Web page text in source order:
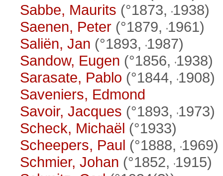
Sabbe, Maurits (°1873, 1938)
Saenen, Peter (°1879, 1961)
Saliën, Jan (°1893, 1987)
Sandow, Eugen (°1856, 1938)
Sarasate, Pablo (°1844, 1908)
Saveniers, Edmond
Savoir, Jacques (°1893, 1973)
Scheck, Michaël (°1933)
Scheepers, Paul (°1888, 1969)
Schmier, Johan (°1852, 1915)